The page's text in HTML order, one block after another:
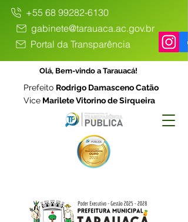
+55 68 99282-6130
gabinete@tarauaca.ac.gov.br
Portal da Transparência
Olá, Bem-vindo a Tarauacá!
Prefeito Rodrigo Damasceno Catão
Vice Marilete Vitorino de Sirqueira